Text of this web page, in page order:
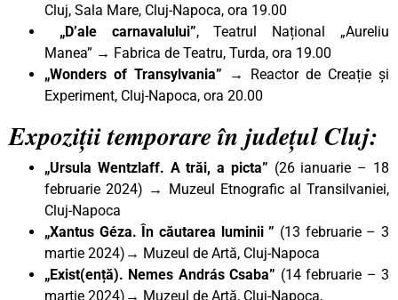
Cluj, Sala Mare, Cluj-Napoca, ora 19.00
„D’ale carnavalului”, Teatrul Național „Aureliu
Manea” → Fabrica de Teatru, Turda, ora 19.00
„Wonders of Transylvania” → Reactor de Creație și
Experiment, Cluj-Napoca, ora 20.00
Expoziții temporare în județul Cluj:
„Ursula Wentzlaff. A trăi, a picta” (26 ianuarie – 18
februarie 2024) → Muzeul Etnografic al Transilvaniei,
Cluj-Napoca
„Xantus Géza. În căutarea luminii ” (13 februarie – 3
martie 2024)→ Muzeul de Artă, Cluj-Napoca
„Exist(ență). Nemes András Csaba” (14 februarie – 3
martie 2024)→ Muzeul de Artă, Cluj-Napoca,